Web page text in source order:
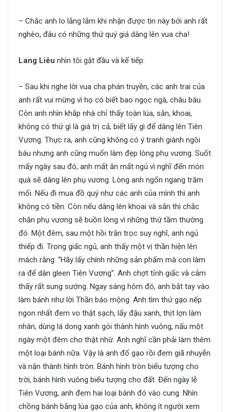
– Chắc anh lo lắng lắm khi nhận được tin này bởi anh rất
nghèo, đâu có những thứ quý giá dâng lên vua cha!
Lang Liêu nhìn tôi gật đầu và kể tiếp:
– Sau khi nghe lời vua cha phán truyền, các anh trai của
anh rất vui mừng vì họ có biết bao ngọc ngà, châu báu.
Còn anh nhìn khắp nhà chỉ thấy toàn lúa, sắn, khoai,
không có thứ gì là giá trị cả, biết lấy gì để dâng lên Tiên
Vương. Thực ra, anh cũng không có ý tranh giành ngôi
báu nhưng anh cũng muốn làm đẹp lòng phụ vương. Suốt
mấy ngày sau đó, anh mất ăn mất ngủ vì nghĩ đến món
quà sẽ dâng lên phụ vương. Lòng anh ngổn ngang trăm
mối. Nếu đi mua đồ quý như các anh của mình thì anh
không có tiền. Còn nếu dâng lên khoai và sắn thì chắc
chắn phụ vương sẽ buồn lòng vì những thứ tầm thường
đó. Một đêm, sau một hồi trằn trọc suy nghĩ, anh ngủ
thiếp đi. Trong giấc ngủ, anh thấy một vị thần hiện lên
mách rằng: “Hãy lấy chính những sản phẩm mà con làm
ra để dân gleen Tiên Vương”. Anh chợt tỉnh giấc và cảm
thấy rất sung sướng. Ngay sáng hôm đó, anh bắt tay vào
làm bánh như lời Thần báo mộng. Anh tìm thứ gạo nếp
ngon nhất đem vo thật sạch, lấy đậu xanh, thịt lợn làm
nhân, dùng lá dong xanh gói thành hình vuông, nấu một
ngày một đêm cho thật nhừ. Anh nghĩ cần phải làm thêm
một loại bánh nữa. Vậy là anh đổ gạo rồi đem giã nhuyễn
và nặn thành hình tròn. Bánh hình tròn biểu tượng cho
trời, bánh hình vuông biểu tượng cho đất. Đến ngày lễ
Tiên Vương, anh đem hai loại bánh đó vào cung. Nhìn
chồng bánh bằng lúa gạo của anh, không ít người xem